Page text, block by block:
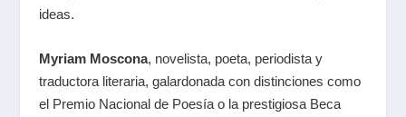
ideas.
Myriam Moscona, novelista, poeta, periodista y
traductora literaria, galardonada con distinciones como
el Premio Nacional de Poesía o la prestigiosa Beca